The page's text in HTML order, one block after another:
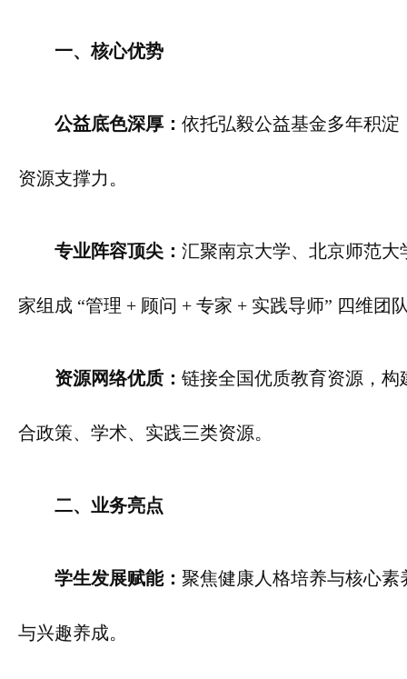
一、核心优势
公益底色深厚： 依托弘毅公益基金多年积
资源支撑力。
专业阵容顶尖： 汇聚南京大学、北京师范
家组成 “管理 + 顾问 + 专家 + 实践导师” 四维
资源网络优质： 链接全国优质教育资源，
合政策、学术、实践三类资源。
二、业务亮点
学生发展赋能： 聚焦健康人格培养与核心
与兴趣养成。